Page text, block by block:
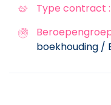
Type contract :
boekhouding /